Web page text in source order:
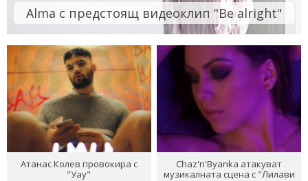
Alma с предстоящ видеоклип "Be alright"
Атанас Колев провокира с
"Уау"
Chaz'n'Byanka атакуват
музикалната сцена с "Лилави